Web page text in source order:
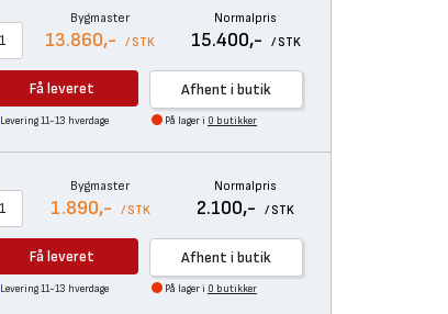
Bygmaster
13.860,- / STK
Normalpris
15.400,- / STK
Få leveret Afhent i butik
Levering 11-13 hverdage På lager i 0 butikker
Bygmaster
1.890,- / STK
Normalpris
2.100,- / STK
Få leveret Afhent i butik
Levering 11-13 hverdage På lager i 0 butikker